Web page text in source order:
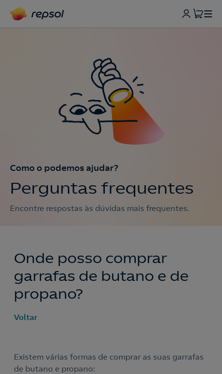
Como o podemos ajudar?
Perguntas frequentes
Encontre respostas às dúvidas mais frequentes.
Onde posso comprar
garrafas de butano e de
propano?
Voltar
Existem várias formas de comprar as suas garrafas
de butano e propano: